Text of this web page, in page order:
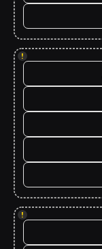
!
!